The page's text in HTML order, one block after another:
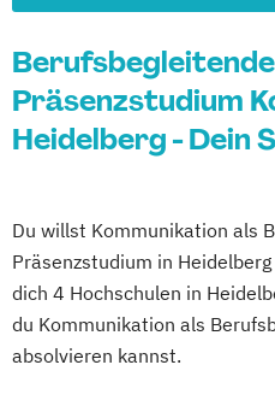
Präsenzstudium
Heidelberg - Dein
Du willst Kommunikation als
Präsenzstudium in
dich 4 Hochschulen in
du Kommunikation als
absolvieren kannst.